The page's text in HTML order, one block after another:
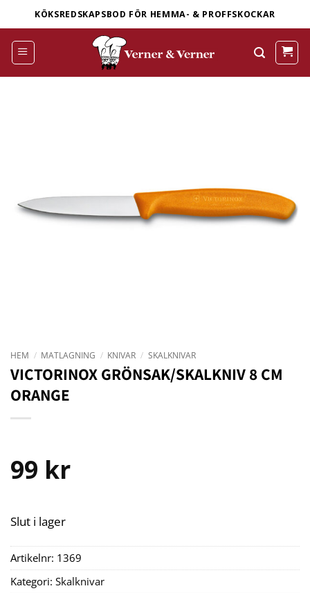
to
content
KÖKSREDSKAPSBOD FÖR HEMMA- & PROFFSKOCKAR
HEM / MATLAGNING / KNIVAR / SKALKNIVAR
VICTORINOX GRÖNSAK/SKALKNIV 8 CM
ORANGE
99 kr
Slut i lager
Artikelnr: 1369
Kategori: Skalknivar